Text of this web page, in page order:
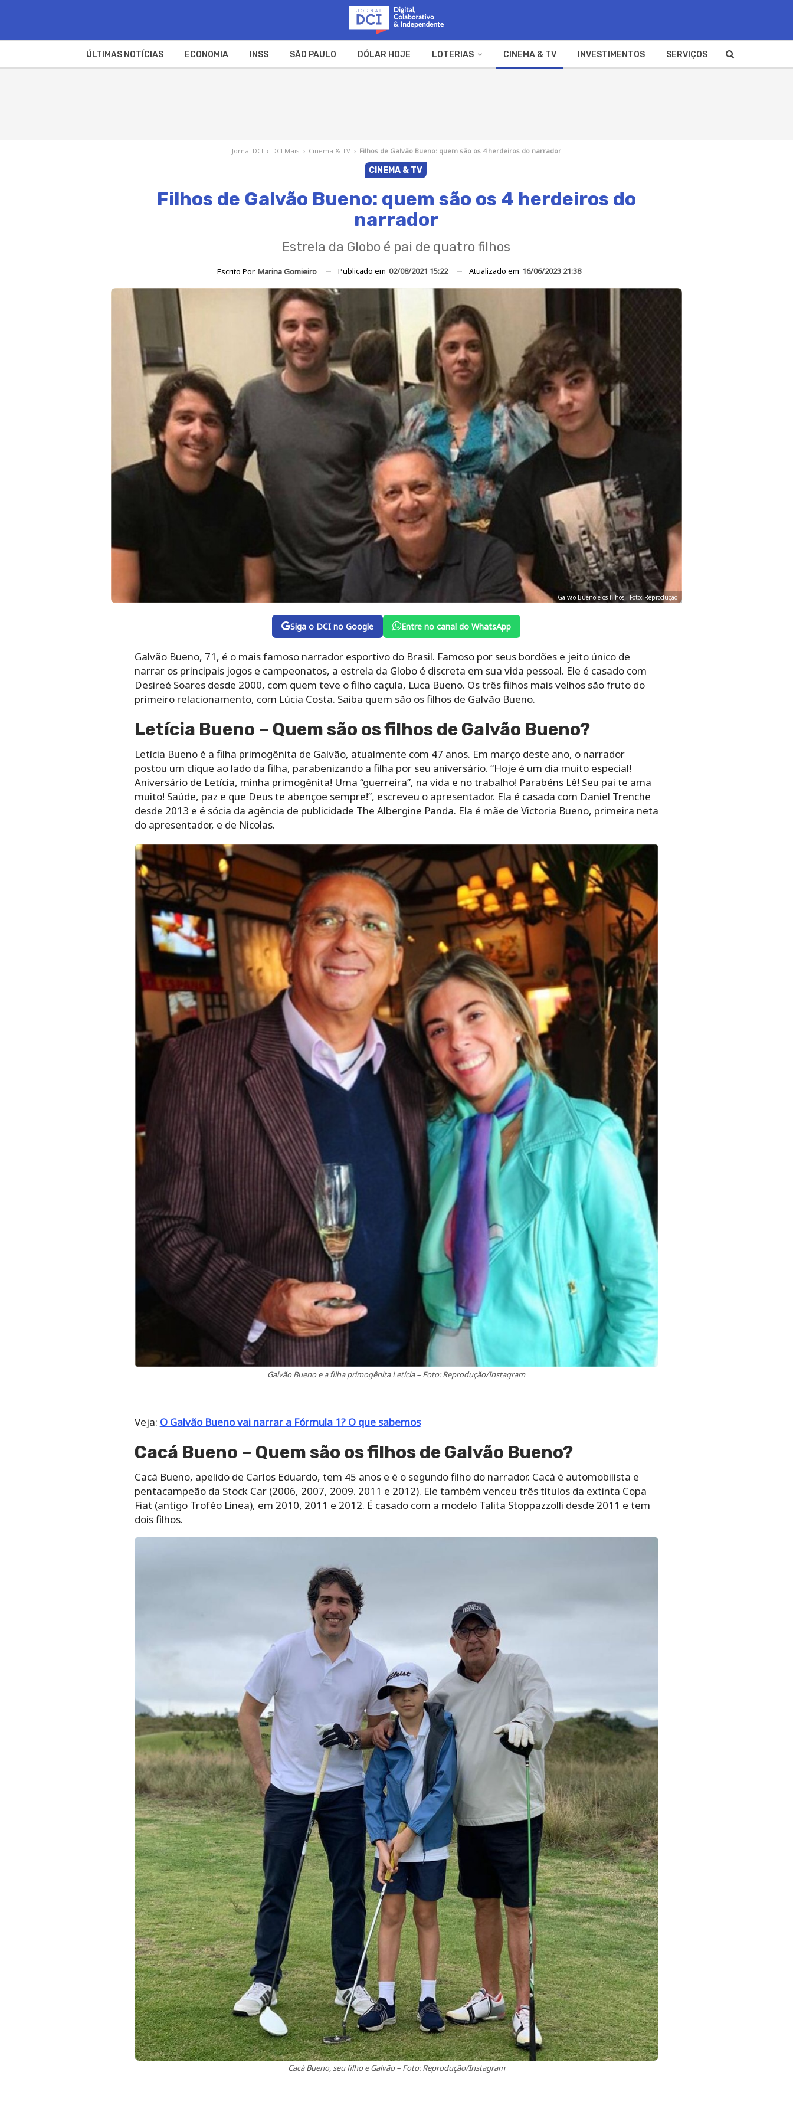
ÚLTIMAS NOTÍCIAS ECONOMIA INSS SÃO PAULO DÓLAR HOJE LOTERIAS CINEMA & TV INVESTIMENTOS SERVIÇOS
Jornal DCI › DCI Mais › Cinema & TV › Filhos de Galvão Bueno: quem são os 4 herdeiros do narrador
CINEMA & TV
Filhos de Galvão Bueno: quem são os 4 herdeiros do
narrador
Estrela da Globo é pai de quatro filhos
Escrito Por Marina Gomieiro Publicado em 02/08/2021 15:22 Atualizado em 16/06/2023 21:38
Galvão Bueno e os filhos - Foto: Reprodução
Siga o DCI no Google Entre no canal do WhatsApp
Galvão Bueno, 71, é o mais famoso narrador esportivo do Brasil. Famoso por seus bordões e jeito único de
narrar os principais jogos e campeonatos, a estrela da Globo é discreta em sua vida pessoal. Ele é casado com
Desireé Soares desde 2000, com quem teve o filho caçula, Luca Bueno. Os três filhos mais velhos são fruto do
primeiro relacionamento, com Lúcia Costa. Saiba quem são os filhos de Galvão Bueno.
Letícia Bueno – Quem são os filhos de Galvão Bueno?
Letícia Bueno é a filha primogênita de Galvão, atualmente com 47 anos. Em março deste ano, o narrador
postou um clique ao lado da filha, parabenizando a filha por seu aniversário. “Hoje é um dia muito especial!
Aniversário de Letícia, minha primogênita! Uma “guerreira”, na vida e no trabalho! Parabéns Lê! Seu pai te ama
muito! Saúde, paz e que Deus te abençoe sempre!”, escreveu o apresentador. Ela é casada com Daniel Trenche
desde 2013 e é sócia da agência de publicidade The Albergine Panda. Ela é mãe de Victoria Bueno, primeira neta
do apresentador, e de Nicolas.
Galvão Bueno e a filha primogênita Letícia – Foto: Reprodução/Instagram
Veja: O Galvão Bueno vai narrar a Fórmula 1? O que sabemos
Cacá Bueno – Quem são os filhos de Galvão Bueno?
Cacá Bueno, apelido de Carlos Eduardo, tem 45 anos e é o segundo filho do narrador. Cacá é automobilista e
pentacampeão da Stock Car (2006, 2007, 2009. 2011 e 2012). Ele também venceu três títulos da extinta Copa
Fiat (antigo Troféo Linea), em 2010, 2011 e 2012. É casado com a modelo Talita Stoppazzolli desde 2011 e tem
dois filhos.
Cacá Bueno, seu filho e Galvão – Foto: Reprodução/Instagram